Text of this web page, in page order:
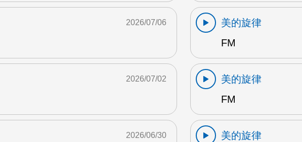
2026/07/06
美的旋律
FM
2026/07/02
美的旋律
FM
2026/06/30
美的旋律